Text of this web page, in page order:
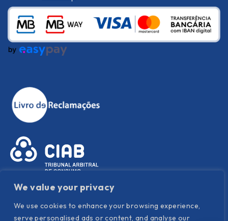
We value your privacy
We use cookies to enhance your browsing experience,
serve personalised ads or content, and analyse our